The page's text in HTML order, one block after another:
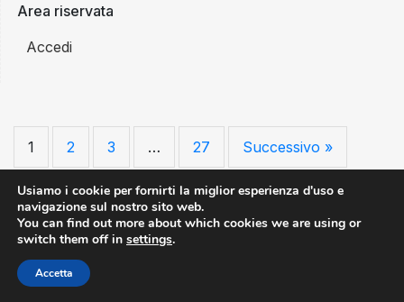
Area riservata
Accedi
1 2 3 … 27 Successivo »
All Rights Reserved ©Copyright 2026 - AN.BTI Associazione Nazionale
Bus Turistici Italiani | Piazza Giuseppe Gioachino Belli, 2 - 00153 Roma |
CF: 91058220467
Usiamo i cookie per fornirti la miglior esperienza d'uso e
navigazione sul nostro sito web.
You can find out more about which cookies we are using or
switch them off in settings.
Accetta